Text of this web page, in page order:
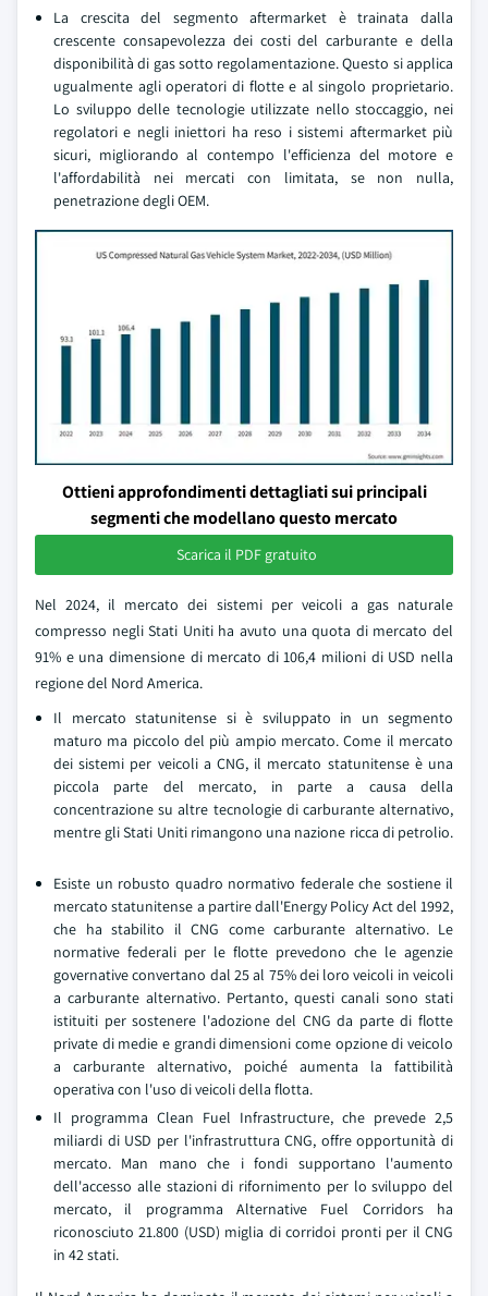
La crescita del segmento aftermarket è trainata dalla
crescente consapevolezza dei costi del carburante e della
disponibilità di gas sotto regolamentazione. Questo si applica
ugualmente agli operatori di flotte e al singolo proprietario.
Lo sviluppo delle tecnologie utilizzate nello stoccaggio, nei
regolatori e negli iniettori ha reso i sistemi aftermarket più
sicuri, migliorando al contempo l'efficienza del motore e
l'affordabilità nei mercati con limitata, se non nulla,
penetrazione degli OEM.
Ottieni approfondimenti dettagliati sui principali
segmenti che modellano questo mercato
Scarica il PDF gratuito
Nel 2024, il mercato dei sistemi per veicoli a gas naturale
compresso negli Stati Uniti ha avuto una quota di mercato del
91% e una dimensione di mercato di 106,4 milioni di USD nella
regione del Nord America.
Il mercato statunitense si è sviluppato in un segmento
maturo ma piccolo del più ampio mercato. Come il mercato
dei sistemi per veicoli a CNG, il mercato statunitense è una
piccola parte del mercato, in parte a causa della
concentrazione su altre tecnologie di carburante alternativo,
mentre gli Stati Uniti rimangono una nazione ricca di petrolio.
Esiste un robusto quadro normativo federale che sostiene il
mercato statunitense a partire dall'Energy Policy Act del 1992,
che ha stabilito il CNG come carburante alternativo. Le
normative federali per le flotte prevedono che le agenzie
governative convertano dal 25 al 75% dei loro veicoli in veicoli
a carburante alternativo. Pertanto, questi canali sono stati
istituiti per sostenere l'adozione del CNG da parte di flotte
private di medie e grandi dimensioni come opzione di veicolo
a carburante alternativo, poiché aumenta la fattibilità
operativa con l'uso di veicoli della flotta.
Il programma Clean Fuel Infrastructure, che prevede 2,5
miliardi di USD per l'infrastruttura CNG, offre opportunità di
mercato. Man mano che i fondi supportano l'aumento
dell'accesso alle stazioni di rifornimento per lo sviluppo del
mercato, il programma Alternative Fuel Corridors ha
riconosciuto 21.800 (USD) miglia di corridoi pronti per il CNG
in 42 stati.